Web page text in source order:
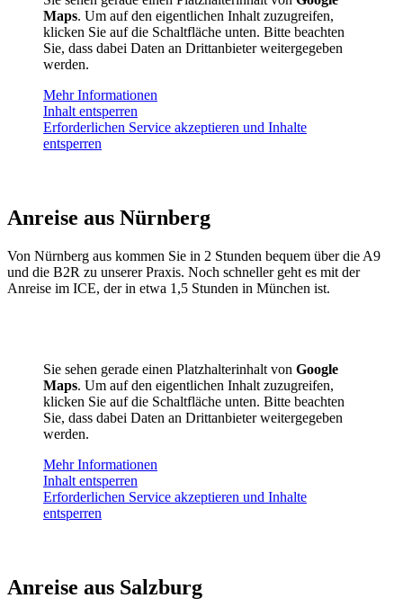
Maps. Um auf den eigentlichen Inhalt zuzugreifen,
klicken Sie auf die Schaltfläche unten. Bitte beachten
Sie, dass dabei Daten an Drittanbieter weitergegeben
werden.
Mehr Informationen
Inhalt entsperren
Erforderlichen Service akzeptieren und Inhalte
entsperren
Anreise aus Nürnberg
Von Nürnberg aus kommen Sie in 2 Stunden bequem über die A9
und die B2R zu unserer Praxis. Noch schneller geht es mit der
Anreise im ICE, der in etwa 1,5 Stunden in München ist.
Sie sehen gerade einen Platzhalterinhalt von Google
Maps. Um auf den eigentlichen Inhalt zuzugreifen,
klicken Sie auf die Schaltfläche unten. Bitte beachten
Sie, dass dabei Daten an Drittanbieter weitergegeben
werden.
Mehr Informationen
Inhalt entsperren
Erforderlichen Service akzeptieren und Inhalte
entsperren
Anreise aus Salzburg